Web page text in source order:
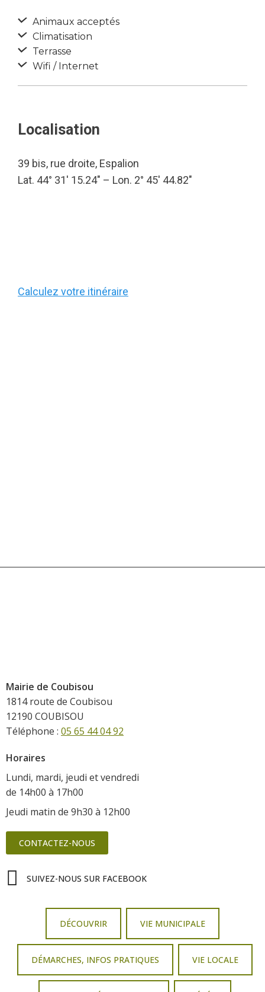
Animaux acceptés
Climatisation
Terrasse
Wifi / Internet
Localisation
39 bis, rue droite, Espalion
Lat. 44° 31′ 15.24″ – Lon. 2° 45′ 44.82″
Calculez votre itinéraire
Mairie de Coubisou
1814 route de Coubisou
12190 COUBISOU
Téléphone : 05 65 44 04 92
Horaires
Lundi, mardi, jeudi et vendredi
de 14h00 à 17h00
Jeudi matin de 9h30 à 12h00
CONTACTEZ-NOUS
SUIVEZ-NOUS SUR FACEBOOK
DÉCOUVRIR VIE MUNICIPALE
DÉMARCHES, INFOS PRATIQUES VIE LOCALE